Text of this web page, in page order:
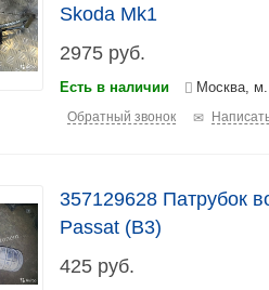
Skoda Mk1
2975 руб.
Есть в наличии Москва, м.
Обратный звонок
357129628 Патрубок
Passat (B3)
425 руб.